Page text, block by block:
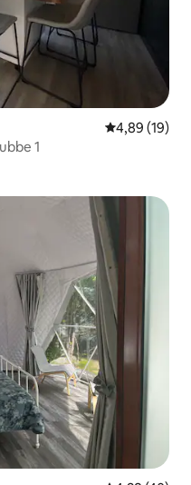
5 üzerinden
4,89 (19)
1